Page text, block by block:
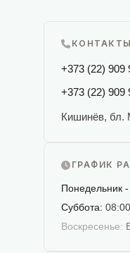
КОНТАКТЫ
+373 (22) 909
+373 (22) 909
Кишинёв, бл.
ГРАФИК
Понедельник
Суббота:
Воскресенье: